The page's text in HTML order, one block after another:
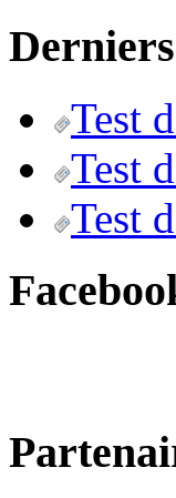
Test
Test
Test